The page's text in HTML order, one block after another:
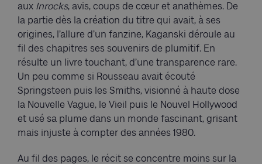
aux Inrocks, avis, coups de cœur et anathèmes. De
la partie dès la création du titre qui avait, à ses
origines, l’allure d’un fanzine, Kaganski déroule au
fil des chapitres ses souvenirs de plumitif. En
résulte un livre touchant, d’une transparence rare.
Un peu comme si Rousseau avait écouté
Springsteen puis les Smiths, visionné à haute dose
la Nouvelle Vague, le Vieil puis le Nouvel Hollywood
et usé sa plume dans un monde fascinant, grisant
mais injuste à compter des années 1980.
Au fil des pages, le récit se concentre moins sur la